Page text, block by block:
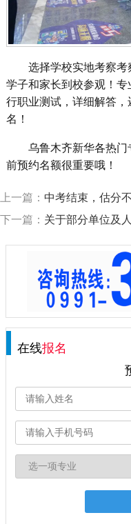
选择学校实地考察
学子和家长到校参观！
行职业测试，详细解答
名！
乌鲁木齐新华各热
前预约名额很重要哦！
上一篇： 中考结束，估分
下一篇： 关于部分单位及
在线报名